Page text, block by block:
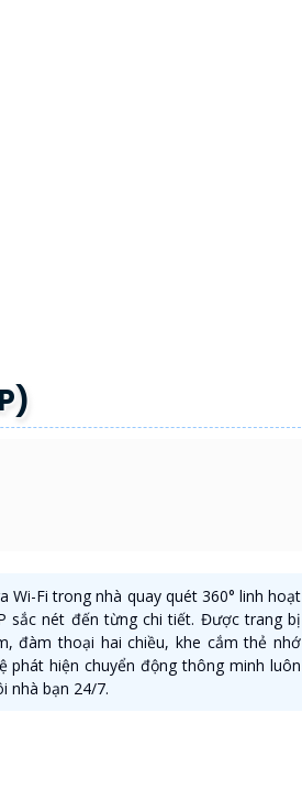
Wi-Fi trong nhà quay quét 360° linh hoạt
sắc nét đến từng chi tiết. Được trang bị
đàm thoại hai chiều, khe cắm thẻ nhớ
phát hiện chuyển động thông minh luôn
nhà bạn 24/7.